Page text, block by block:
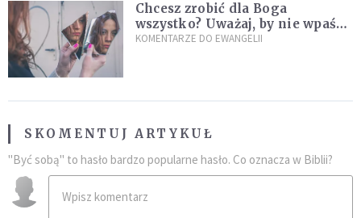
Chcesz zrobić dla Boga
wszystko? Uważaj, by nie wpaść
w groźną pułapkę
KOMENTARZE DO EWANGELII
SKOMENTUJ ARTYKUŁ
"Być sobą" to hasło bardzo popularne hasło. Co oznacza w Biblii?